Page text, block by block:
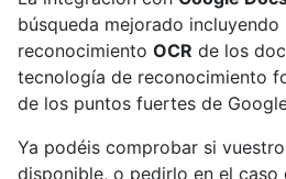
búsqueda mejorado
reconocimiento OCR de los
tecnología de reconocimiento
de los puntos fuertes de
Ya podéis comprobar si vuestro
disponible, o pedirlo en el caso